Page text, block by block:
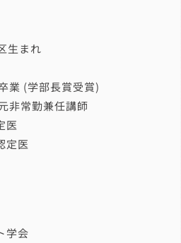
生まれ
業 (学部長賞受賞)
非常勤兼任講師
医
定医
学会